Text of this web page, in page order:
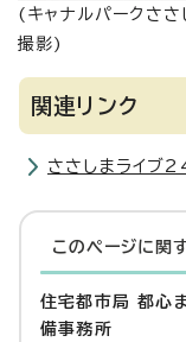
(キャナルパークさ
撮影)
関連リンク
ささしまライブ
このページに関
住宅都市局 都心
備事務所